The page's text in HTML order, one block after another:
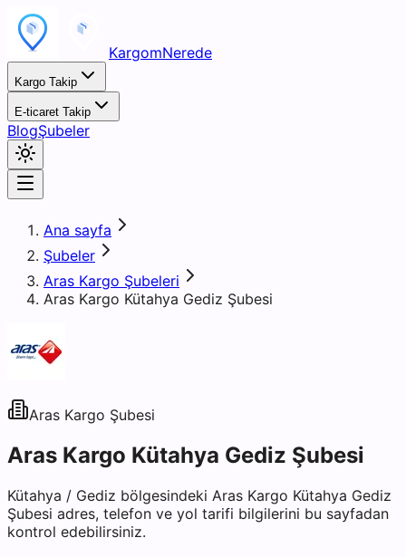
KargomNerede
Kargo Takip
E-ticaret Takip
BlogŞubeler
Ana sayfa
Şubeler
Aras Kargo Şubeleri
Aras Kargo Kütahya Gediz Şubesi
Aras Kargo Şubesi
Aras Kargo Kütahya Gediz Şubesi
Kütahya / Gediz bölgesindeki Aras Kargo Kütahya Gediz
Şubesi adres, telefon ve yol tarifi bilgilerini bu sayfadan
kontrol edebilirsiniz.